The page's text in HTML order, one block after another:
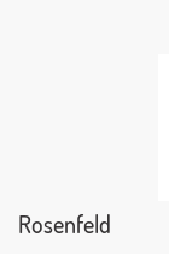
Rosenfeld